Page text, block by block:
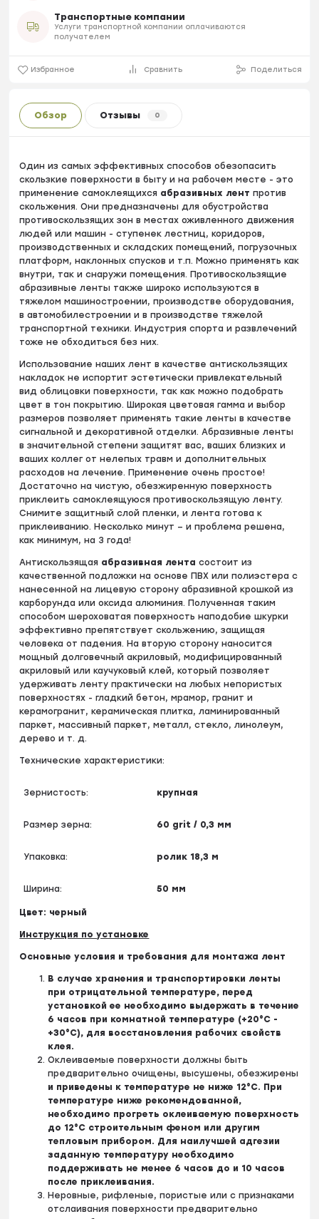
Транспортные компании
Услуги транспортной компании оплачиваются
получателем
Избранное Сравнить Поделиться
Обзор Отзывы 0
Один из самых эффективных способов обезопасить
скользкие поверхности в быту и на рабочем месте - это
применение самоклеящихся абразивных лентпротив
скольжения. Они предназначены для обустройства
противоскользящих зон в местах оживленного движения
людей или машин - ступенек лестниц, коридоров,
производственных и складских помещений, погрузочных
платформ, наклонных спусков и т.п. Можно применять как
внутри, так и снаружи помещения. Противоскользящие
абразивные ленты также широко используются в
тяжелом машиностроении, производстве оборудования,
в автомобилестроении и в производстве тяжелой
транспортной техники. Индустрия спорта и развлечений
тоже не обходиться без них.
Использование наших лент в качестве антискользящих
накладок не испортит эстетически привлекательный
вид облицовки поверхности, так как можно подобрать
цвет в тон покрытию. Широкая цветовая гамма и выбор
размеров позволяет применять такие ленты в качестве
сигнальной и декоративной отделки. Абразивные ленты
в значительной степени защитят вас, ваших близких и
ваших коллег от нелепых травм и дополнительных
расходов на лечение. Применение очень простое!
Достаточно на чистую, обезжиренную поверхность
приклеить самоклеящуюся противоскользящую ленту.
Снимите защитный слой пленки, и лента готова к
приклеиванию. Несколько минут – и проблема решена,
как минимум, на 3 года!
Антискользящая абразивная лента состоит из
качественной подложки на основе ПВХ или полиэстера с
нанесенной на лицевую сторону абразивной крошкой из
карборунда или оксида алюминия. Полученная таким
способом шероховатая поверхность наподобие шкурки
эффективно препятствует скольжению, защищая
человека от падения. На вторую сторону наносится
мощный долговечный акриловый, модифицированный
акриловый или каучуковый клей, который позволяет
удерживать ленту практически на любых непористых
поверхностях - гладкий бетон, мрамор, гранит и
керамогранит, керамическая плитка, ламинированный
паркет, массивный паркет, металл, стекло, линолеум,
дерево и т. д.
Технические характеристики:
Зернистость: крупная
Размер зерна: 60 grit / 0,3 мм
Упаковка: ролик 18,3 м
Ширина: 50 мм
Цвет: черный
Инструкция по установке
Основные условия и требования для монтажа лент
В случае хранения и транспортировки ленты
при отрицательной температуре, перед
установкой ее необходимо выдержать в течение
6 часов при комнатной температуре (+20°C -
+30°С), для восстановления рабочих свойств
клея.
Оклеиваемые поверхности должны быть
предварительно очищены, высушены, обезжирены
и приведены к температуре не ниже 12°С. При
температуре ниже рекомендованной,
необходимо прогреть оклеиваемую поверхность
до 12°С строительным феном или другим
тепловым прибором. Для наилучшей адгезии
заданную температуру необходимо
поддерживать не менее 6 часов до и 10 часов
после приклеивания.
Неровные, рифленые, пористые или с признаками
отслаивания поверхности предварительно